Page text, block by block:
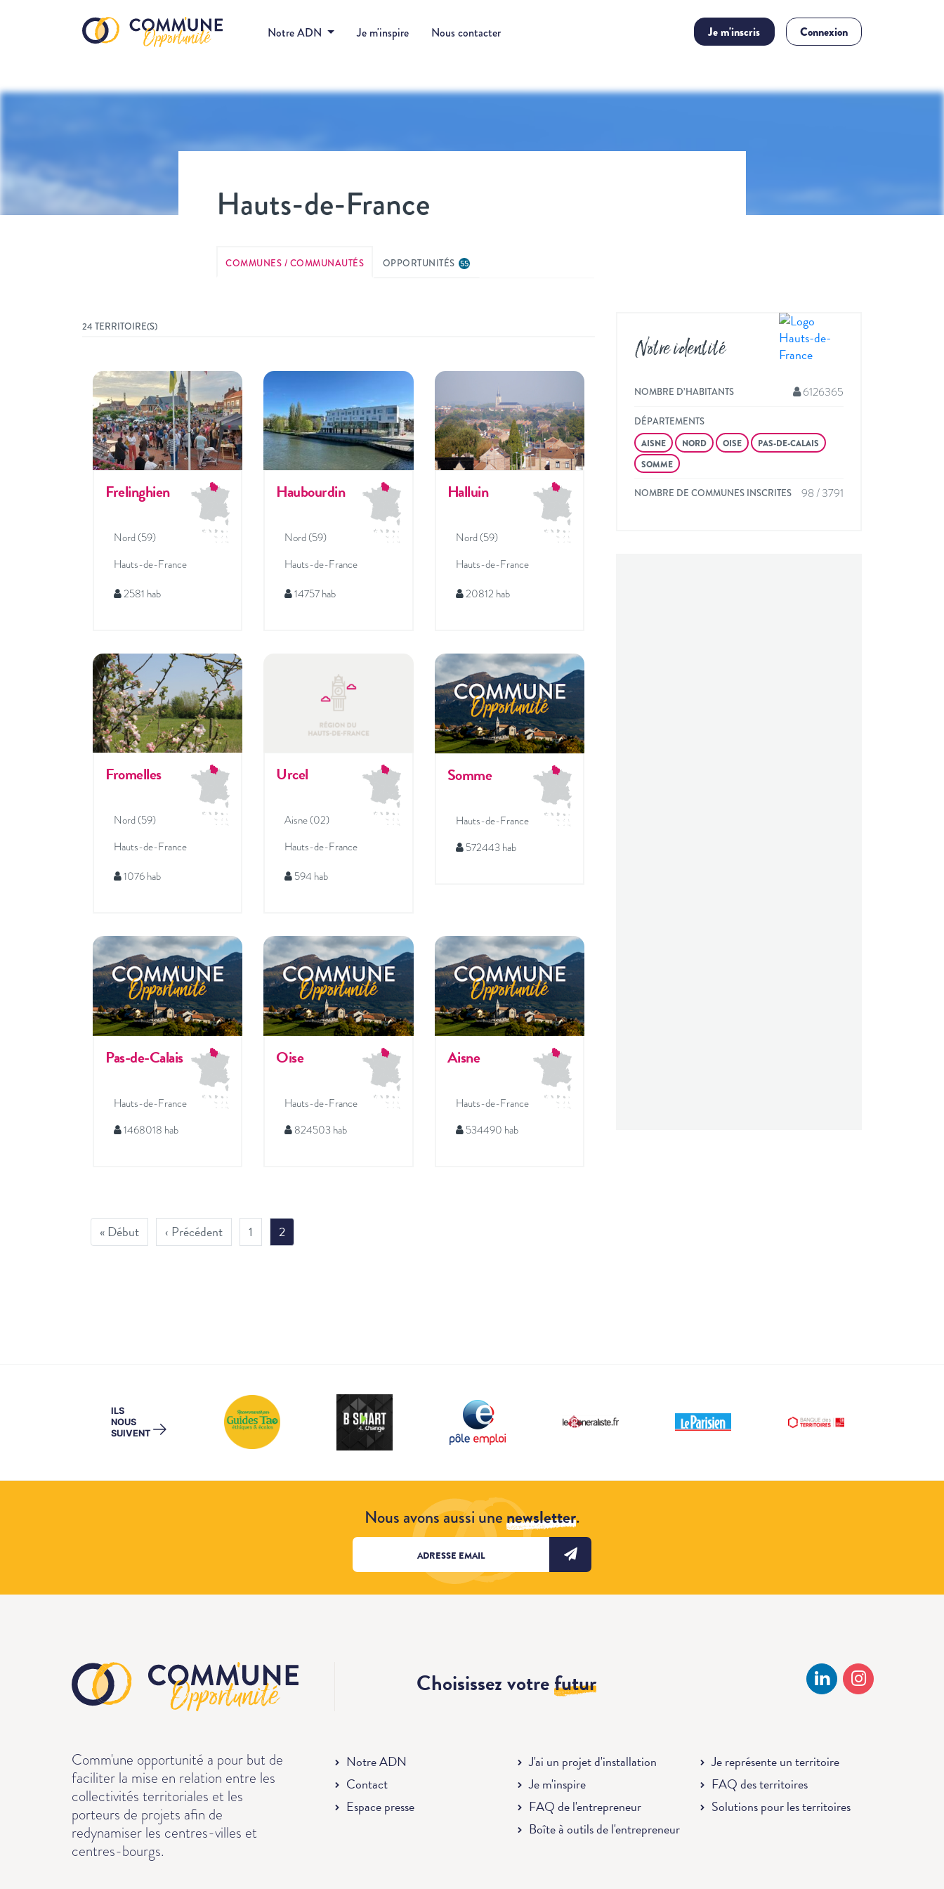
Notre ADN Je m'inspire Nous contacter Je m'inscris Connexion
Hauts-de-France
COMMUNES / COMMUNAUTÉS OPPORTUNITÉS 55
24 TERRITOIRE(S)
Frelinghien
Nord (59)
Hauts-de-France
2581 hab
Haubourdin
Nord (59)
Hauts-de-France
14757 hab
Halluin
Nord (59)
Hauts-de-France
20812 hab
Fromelles
Nord (59)
Hauts-de-France
1076 hab
Urcel
Aisne (02)
Hauts-de-France
594 hab
Somme
Hauts-de-France
572443 hab
Pas-de-Calais
Hauts-de-France
1468018 hab
Oise
Hauts-de-France
824503 hab
Aisne
Hauts-de-France
534490 hab
« Début ‹ Précédent 1 2
Notre identité
NOMBRE D’HABITANTS 6126365
DÉPARTEMENTS
AISNE NORD OISE
PAS-DE-CALAIS
SOMME
NOMBRE DE COMMUNES INSCRITES 98 / 3791
ILS
NOUS
SUIVENT →
Nous avons aussi unenewsletter.
Choisissez votrefutur
Comm'une opportunité a pour but de
faciliter la mise en relation entre les
collectivités territoriales et les
porteurs de projets afin de
redynamiser les centres-villes et
centres-bourgs.
Notre ADN
Contact
Espace presse
J'ai un projet d'installation
Je m'inspire
FAQ de l'entrepreneur
Boîte à outils de l'entrepreneur
Je représente un territoire
FAQ des territoires
Solutions pour les territoires